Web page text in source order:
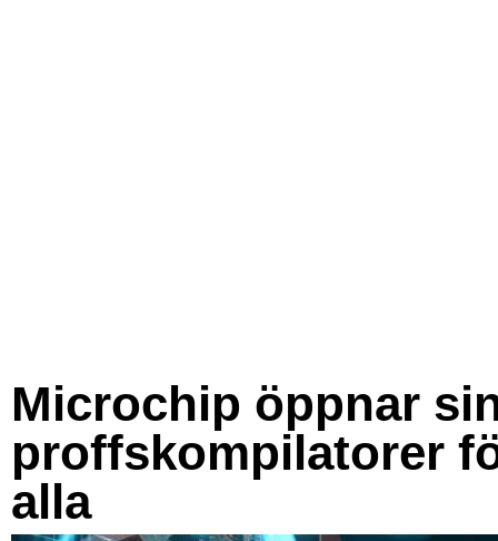
Microchip öppnar
proffskompilatorer
alla